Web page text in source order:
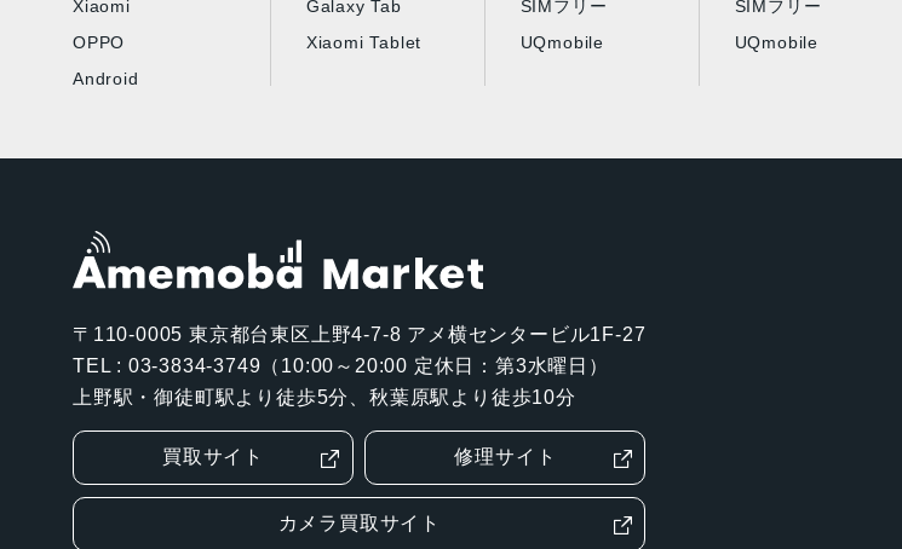
Xiaomi
OPPO
Android
Galaxy Tab
Xiaomi Tablet
SIMフリー
UQmobile
SIMフリー
UQmobile
〒110-0005 東京都台東区上野4-7-8 アメ横センタービル1F-27
TEL : 03-3834-3749（10:00～20:00 定休日：第3水曜日）
上野駅・御徒町駅より徒歩5分、秋葉原駅より徒歩10分
買取サイト 修理サイト
カメラ買取サイト